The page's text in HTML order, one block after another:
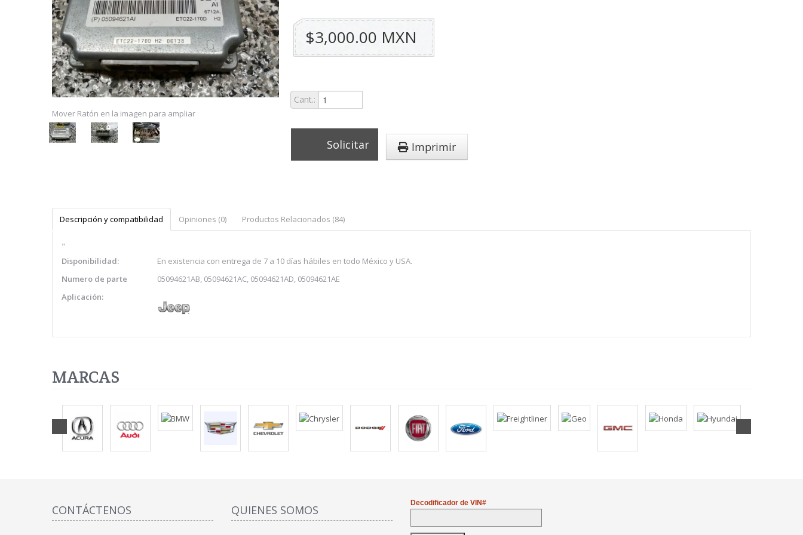
Mover Ratón en la imagen para ampliar
$3,000.00 MXN
Cant.:
Solicitar Imprimir
Descripción y compatibilidad Opiniones (0) Productos Relacionados (84)
"
Disponibilidad:
En existencia con entrega de 7 a 10 días hábiles en todo México y USA.
Numero de parte
05094621AB, 05094621AC, 05094621AD, 05094621AE
Aplicación:
MARCAS
CONTÁCTENOS QUIENES SOMOS Decodificador de VIN#